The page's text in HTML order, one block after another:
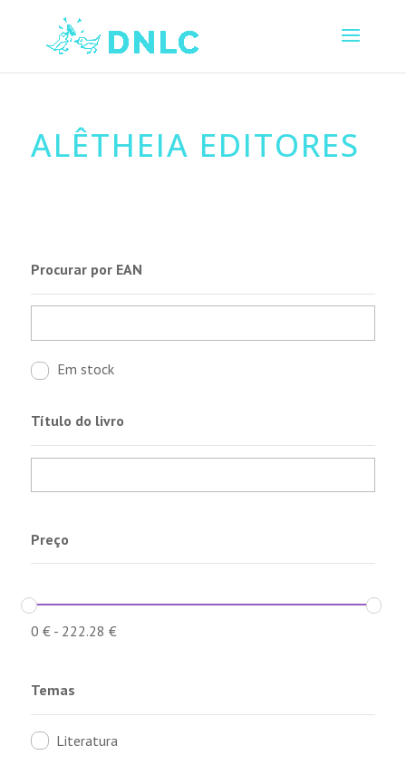
ALÊTHEIA EDITORES
Procurar por EAN
Em stock
Título do livro
Preço
0 €- 222.28 €
Temas
Literatura